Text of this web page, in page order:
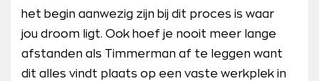
het begin aanwezig zijn bij dit proces is waar
jou droom ligt. Ook hoef je nooit meer lange
afstanden als Timmerman af te leggen want
dit alles vindt plaats op een vaste werkplek in